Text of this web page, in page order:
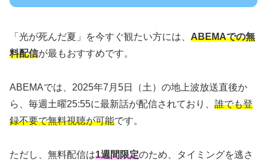
「光が死んだ夏」を今すぐ観たい方には、 ABEMAでの無
料配信が最もおすすめです。
ABEMAでは、2025年7月5日（土）の地上波放送直後か
ら、毎週土曜25:55に最新話が配信されており、 誰でも登
録不要で無料視聴が可能です。
ただし、無料配信は1週間限定のため、タイミングを逃さ